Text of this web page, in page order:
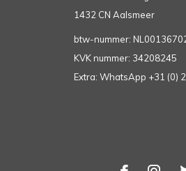
1432 CN Aalsmeer
btw-nummer:
KVK nummer: 34208245
Extra: WhatsApp +31 (0)